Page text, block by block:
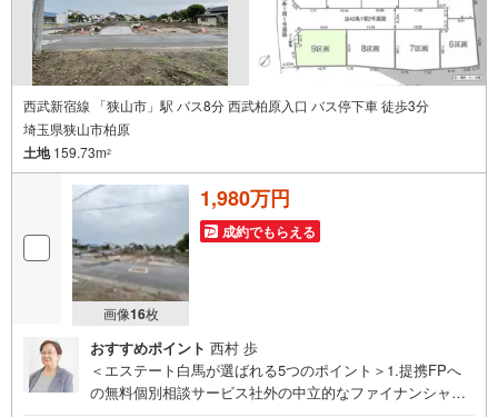
西武新宿線 「狭山市」駅 バス8分 西武柏原入口 バス停下車 徒歩3分
埼玉県狭山市柏原
土地159.73m2
画像16枚
1,980万円
成約でもらえる
おすすめポイント 西村 歩
＜エステート白馬が選ばれる5つのポイント＞1.提携FPへ
の無料個別相談サービス社外の中立的なファイナンシャル